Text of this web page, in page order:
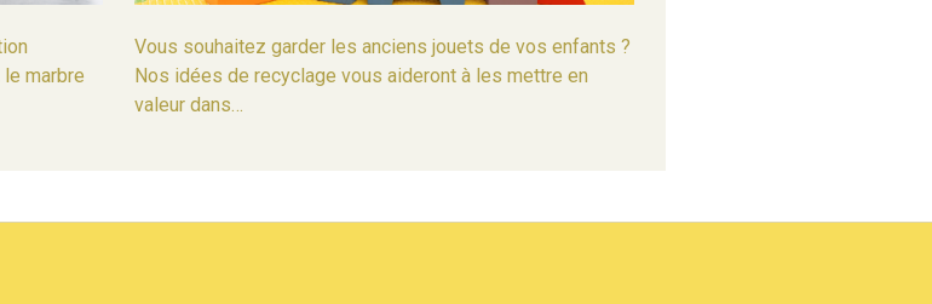
marbre
Vous souhaitez garder les anciens jouets de vos enfants ?
Nos idées de recyclage vous aideront à les mettre en
valeur dans…